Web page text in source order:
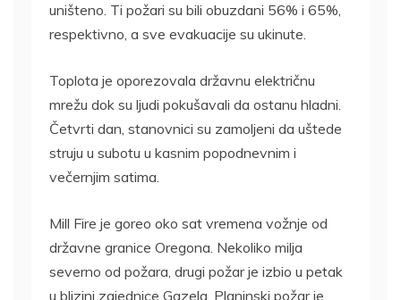
uništeno. Ti požari su bili obuzdani 56% i 65%,
respektivno, a sve evakuacije su ukinute.
Toplota je oporezovala državnu električnu
mrežu dok su ljudi pokušavali da ostanu hladni.
Četvrti dan, stanovnici su zamoljeni da uštede
struju u subotu u kasnim popodnevnim i
večernjim satima.
Mill Fire je goreo oko sat vremena vožnje od
državne granice Oregona. Nekoliko milja
severno od požara, drugi požar je izbio u petak
u blizini zajednice Gazela. Planinski požar je